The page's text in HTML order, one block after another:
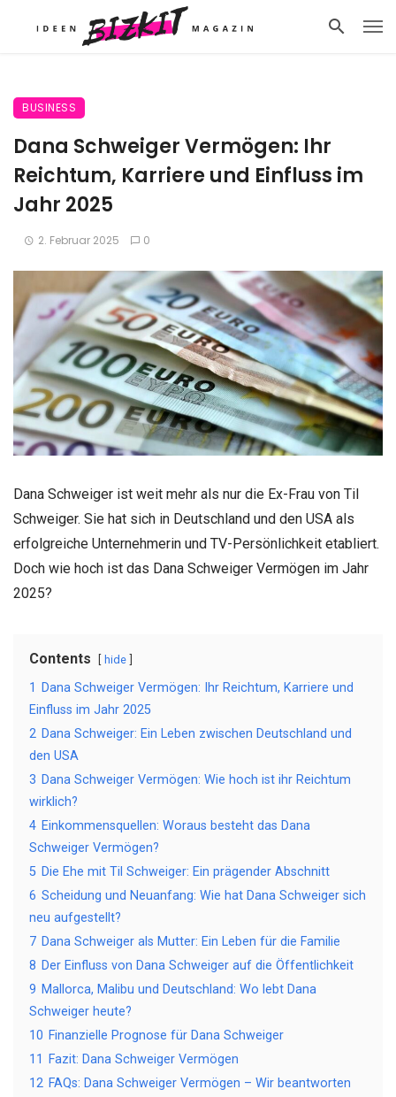
BUSINESS
Dana Schweiger Vermögen: Ihr
Reichtum, Karriere und Einfluss im
Jahr 2025
2. Februar 2025 0
Dana Schweiger ist weit mehr als nur die Ex-Frau von Til
Schweiger. Sie hat sich in Deutschland und den USA als
erfolgreiche Unternehmerin und TV-Persönlichkeit etabliert.
Doch wie hoch ist das Dana Schweiger Vermögen im Jahr
2025?
Contents hide
1
Dana Schweiger Vermögen: Ihr Reichtum, Karriere und
Einfluss im Jahr 2025
2 Dana Schweiger: Ein Leben zwischen Deutschland und
den USA
3 Dana Schweiger Vermögen: Wie hoch ist ihr Reichtum
wirklich?
4 Einkommensquellen: Woraus besteht das Dana
Schweiger Vermögen?
5 Die Ehe mit Til Schweiger: Ein prägender Abschnitt
6 Scheidung und Neuanfang: Wie hat Dana Schweiger sich
neu aufgestellt?
7 Dana Schweiger als Mutter: Ein Leben für die Familie
8 Der Einfluss von Dana Schweiger auf die Öffentlichkeit
9 Mallorca, Malibu und Deutschland: Wo lebt Dana
Schweiger heute?
10 Finanzielle Prognose für Dana Schweiger
11
Fazit: Dana Schweiger Vermögen
12 FAQs: Dana Schweiger Vermögen – Wir beantworten